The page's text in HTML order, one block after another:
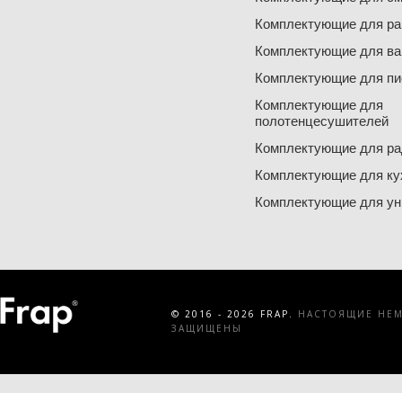
Комплектующие для
Комплектующие для
Комплектующие для
Комплектующие для
полотенцесушителей
Комплектующие для
Комплектующие для
Комплектующие для
© 2016 - 2026 FRAP.
НАСТОЯЩИЕ
ЗАЩИЩЕНЫ